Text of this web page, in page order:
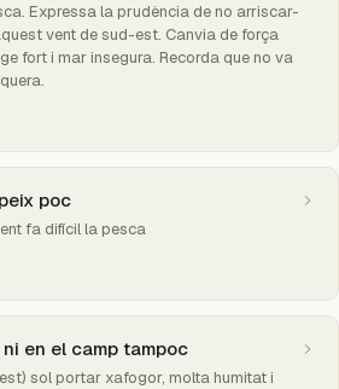
Expressa la prudència de no arriscar-
vent de sud-est. Canvia de força
fort i mar insegura. Recorda que no va
poc
fa difícil la pesca
en el camp tampoc
sol portar xafogor, molta humitat i